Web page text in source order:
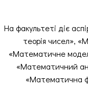
На факультеті діє
теорія чисел»,
«Математичне
«Математичний
«Математична